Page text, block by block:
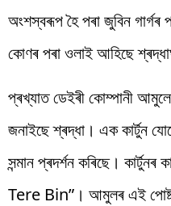
অংশস্বৰূপ হৈ পৰা জুবিন
কোণৰ পৰা ওলাই আহিছে
প্ৰখ্যাত ডেইৰী কোম্পানী
জনাইছে শ্ৰদ্ধা। এক কাৰ্টুন
সন্মান প্ৰদৰ্শন কৰিছে।
Tere Bin”। আমুলৰ এই